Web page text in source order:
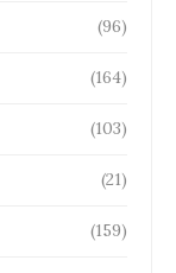
(96)
(164)
(103)
(21)
(159)